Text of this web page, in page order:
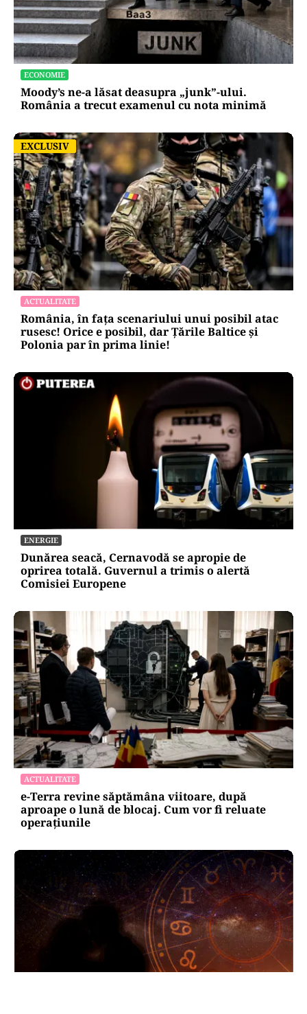
ECONOMIE
Moody’s ne-a lăsat deasupra „junk”-ului.
România a trecut examenul cu nota minimă
EXCLUSIV
EXCLUSIV
ACTUALITATE
România, în fața scenariului unui posibil atac
rusesc! Orice e posibil, dar Țările Baltice și
Polonia par în prima linie!
ENERGIE
Dunărea seacă, Cernavodă se apropie de
oprirea totală. Guvernul a trimis o alertă
Comisiei Europene
ACTUALITATE
e-Terra revine săptămâna viitoare, după
aproape o lună de blocaj. Cum vor fi reluate
operațiunile